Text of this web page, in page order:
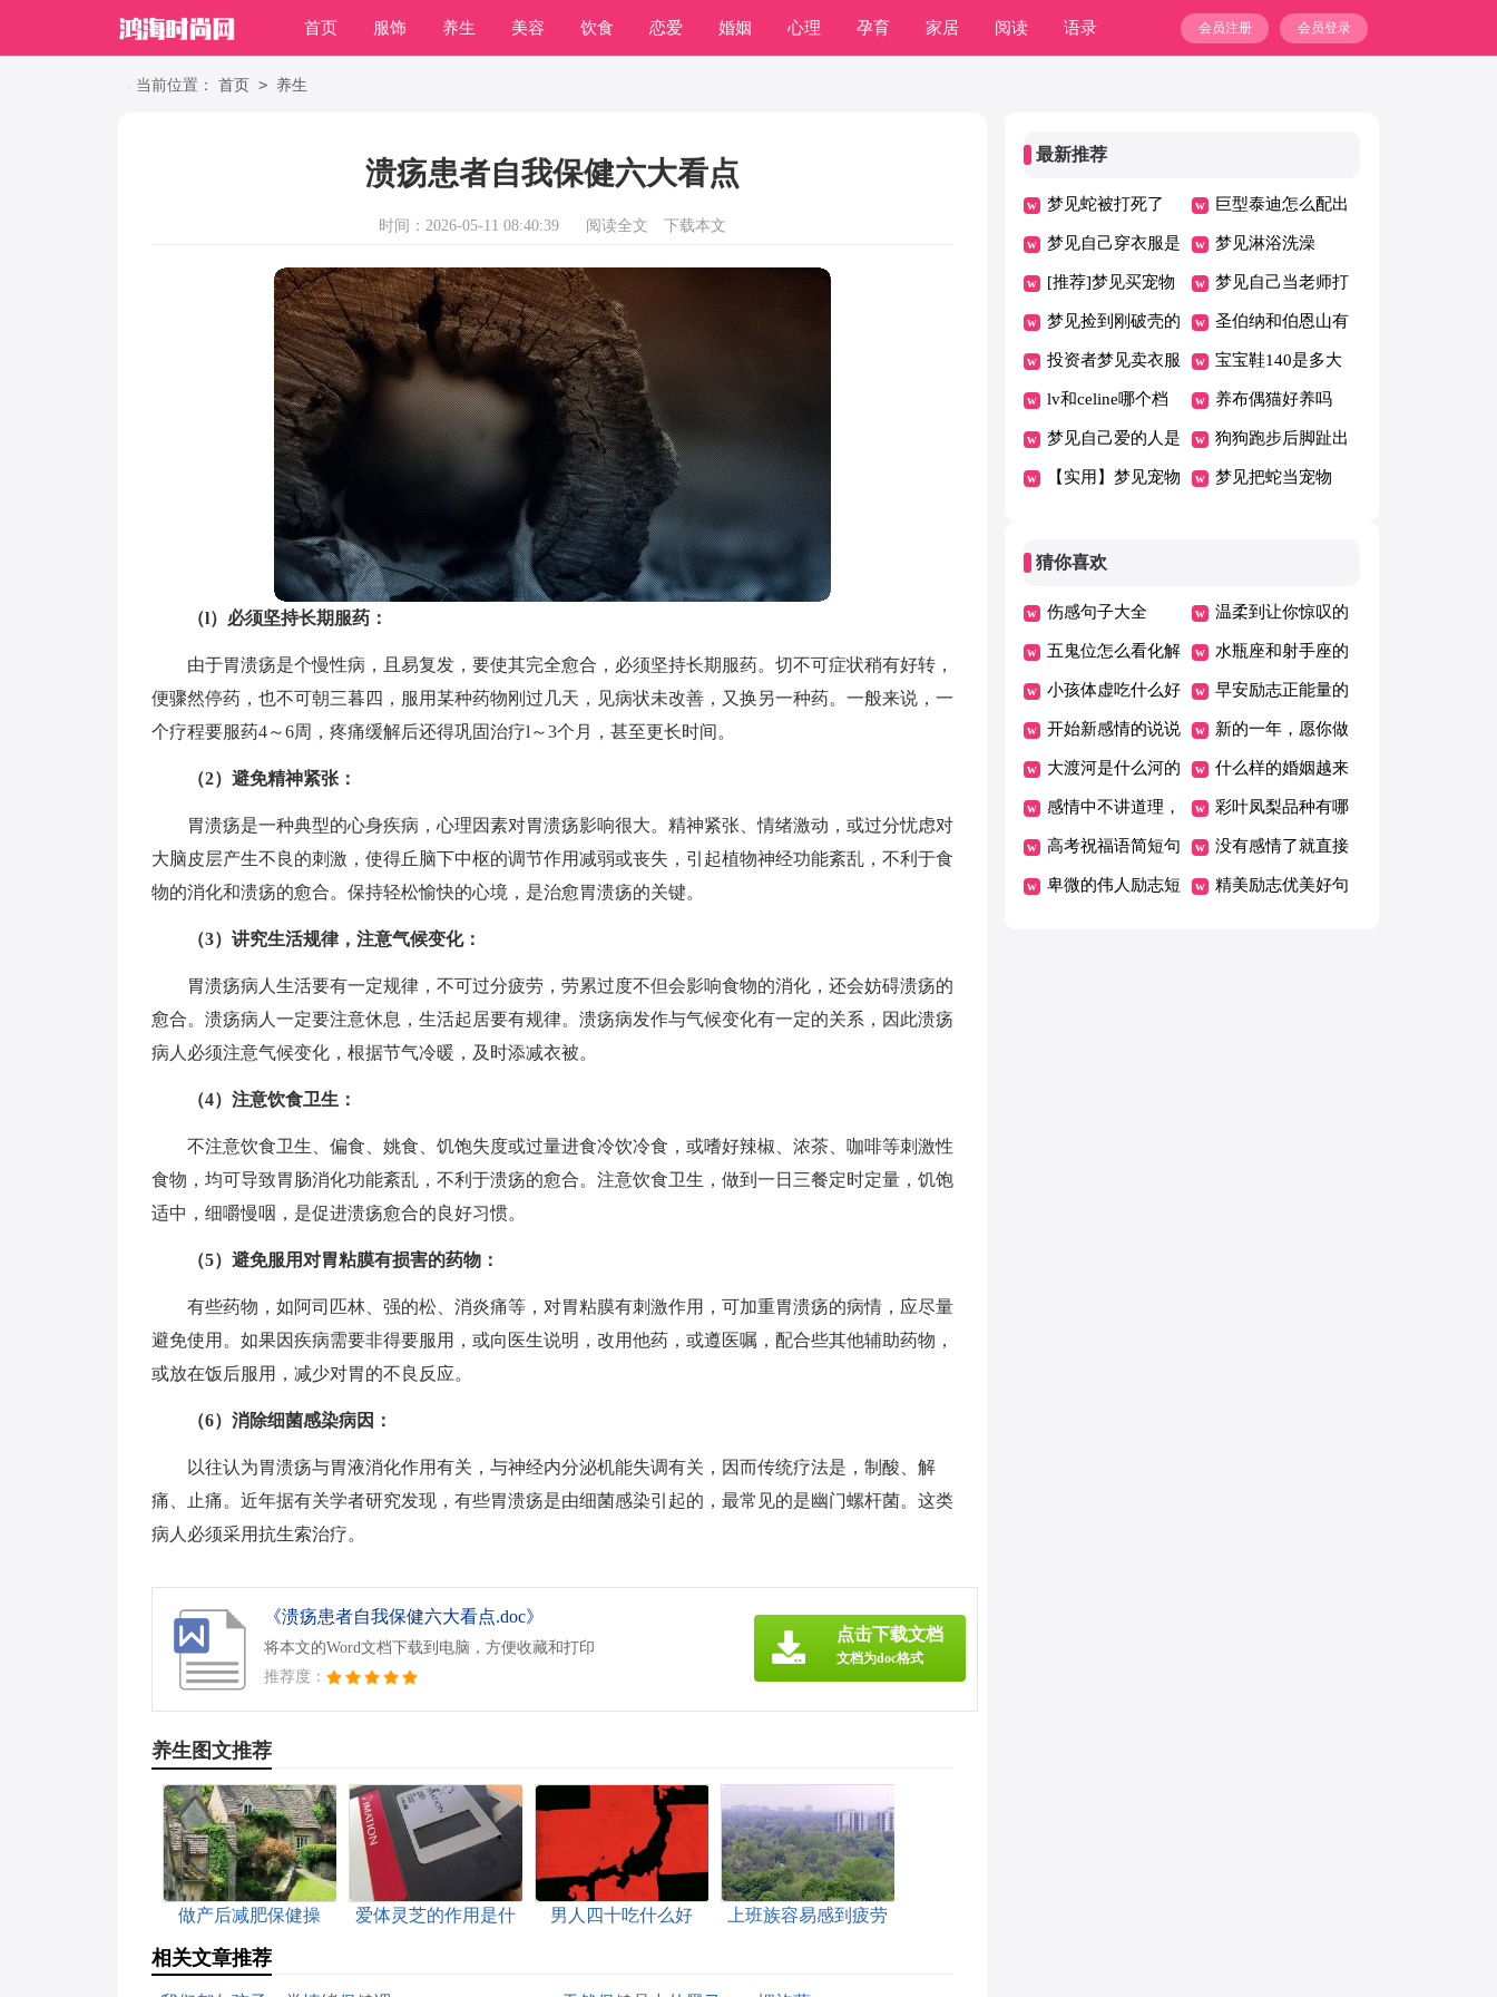
首页 服饰 养生 美容 饮食 恋爱 婚姻 心理 孕育 家居 阅读 语录
职场
会员登录
会员注册
当前位置： 首页 > 养生
溃疡患者自我保健六大看点
时间：2026-05-11 08:40:39 阅读全文 下载本文
（l）必须坚持长期服药：
由于胃溃疡是个慢性病，且易复发，要使其完全愈合，必须坚持长期服药。切不可症状稍有好转，
便骤然停药，也不可朝三暮四，服用某种药物刚过几天，见病状未改善，又换另一种药。一般来说，一
个疗程要服药4～6周，疼痛缓解后还得巩固治疗l～3个月，甚至更长时间。
（2）避免精神紧张：
胃溃疡是一种典型的心身疾病，心理因素对胃溃疡影响很大。精神紧张、情绪激动，或过分忧虑对
大脑皮层产生不良的刺激，使得丘脑下中枢的调节作用减弱或丧失，引起植物神经功能紊乱，不利于食
物的消化和溃疡的愈合。保持轻松愉快的心境，是治愈胃溃疡的关键。
（3）讲究生活规律，注意气候变化：
胃溃疡病人生活要有一定规律，不可过分疲劳，劳累过度不但会影响食物的消化，还会妨碍溃疡的
愈合。溃疡病人一定要注意休息，生活起居要有规律。溃疡病发作与气候变化有一定的关系，因此溃疡
病人必须注意气候变化，根据节气冷暖，及时添减衣被。
（4）注意饮食卫生：
不注意饮食卫生、偏食、姚食、饥饱失度或过量进食冷饮冷食，或嗜好辣椒、浓茶、咖啡等刺激性
食物，均可导致胃肠消化功能紊乱，不利于溃疡的愈合。注意饮食卫生，做到一日三餐定时定量，饥饱
适中，细嚼慢咽，是促进溃疡愈合的良好习惯。
（5）避免服用对胃粘膜有损害的药物：
有些药物，如阿司匹林、强的松、消炎痛等，对胃粘膜有刺激作用，可加重胃溃疡的病情，应尽量
避免使用。如果因疾病需要非得要服用，或向医生说明，改用他药，或遵医嘱，配合些其他辅助药物，
或放在饭后服用，减少对胃的不良反应。
（6）消除细菌感染病因：
以往认为胃溃疡与胃液消化作用有关，与神经内分泌机能失调有关，因而传统疗法是，制酸、解
痛、止痛。近年据有关学者研究发现，有些胃溃疡是由细菌感染引起的，最常见的是幽门螺杆菌。这类
病人必须采用抗生索治疗。
《溃疡患者自我保健六大看点.doc》
将本文的Word文档下载到电脑，方便收藏和打印
推荐度：
点击下载文档
文档为doc格式
养生图文推荐
做产后减肥保健操
爱体灵芝的作用是什
男人四十吃什么好
上班族容易感到疲劳
相关文章推荐
最新推荐
梦见蛇被打死了 巨型泰迪怎么配出
来的
梦见自己穿衣服是
什么意思
梦见淋浴洗澡
[推荐]梦见买宠物
狗
梦见自己当老师打
学生
梦见捡到刚破壳的
鸳鸯鸟
圣伯纳和伯恩山有
什么区别
投资者梦见卖衣服 宝宝鞋140是多大
码的
lv和celine哪个档
次高
养布偶猫好养吗
梦见自己爱的人是
什么意思
狗狗跑步后脚趾出
血怎么办
【实用】梦见宠物 梦见把蛇当宠物
猜你喜欢
伤感句子大全 温柔到让你惊叹的
心情好的说说
五鬼位怎么看化解 水瓶座和射手座的
婚姻情况是怎么样
的
小孩体虚吃什么好 早安励志正能量的
句子简短摘抄
开始新感情的说说 新的一年，愿你做
一个幸福温暖的人
美文
大渡河是什么河的
最大支流
什么样的婚姻越来
越累呢
感情中不讲道理，
只讲感觉的星座
女，哄就完事了！
彩叶凤梨品种有哪
些
高考祝福语简短句
子
没有感情了就直接
提分手的星座女
卑微的伟人励志短 精美励志优美好句